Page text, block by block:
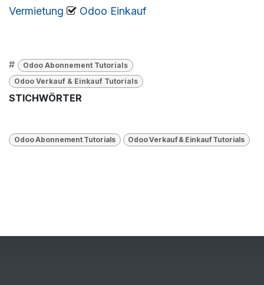
Vermietung
Odoo Einkauf
#
Odoo Abonnement Tutorials
Odoo Verkauf & Einkauf Tutorials
STICHWÖRTER
Odoo Abonnement Tutorials Odoo Verkauf & Einkauf Tutorials